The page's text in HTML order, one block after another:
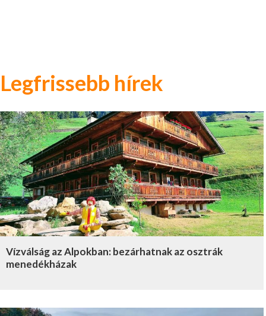
Legfrissebb hírek
Vízválság az Alpokban: bezárhatnak az osztrák
menedékházak